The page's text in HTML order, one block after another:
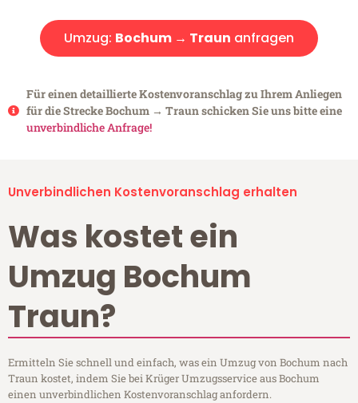
Umzug: Bochum → Traun anfragen
Für einen detaillierte Kostenvoranschlag zu Ihrem Anliegen
für die Strecke Bochum → Traun schicken Sie uns bitte eine
unverbindliche Anfrage!
Unverbindlichen Kostenvoranschlag erhalten
Was kostet ein
Umzug Bochum
Traun?
Ermitteln Sie schnell und einfach, was ein Umzug von Bochum nach
Traun kostet, indem Sie bei Krüger Umzugsservice aus Bochum
einen unverbindlichen Kostenvoranschlag anfordern.